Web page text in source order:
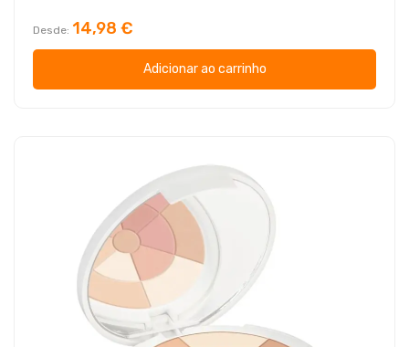
Desde 14,98 €
Adicionar ao carrinho